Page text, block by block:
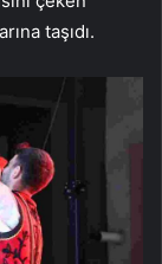
taşıdı.